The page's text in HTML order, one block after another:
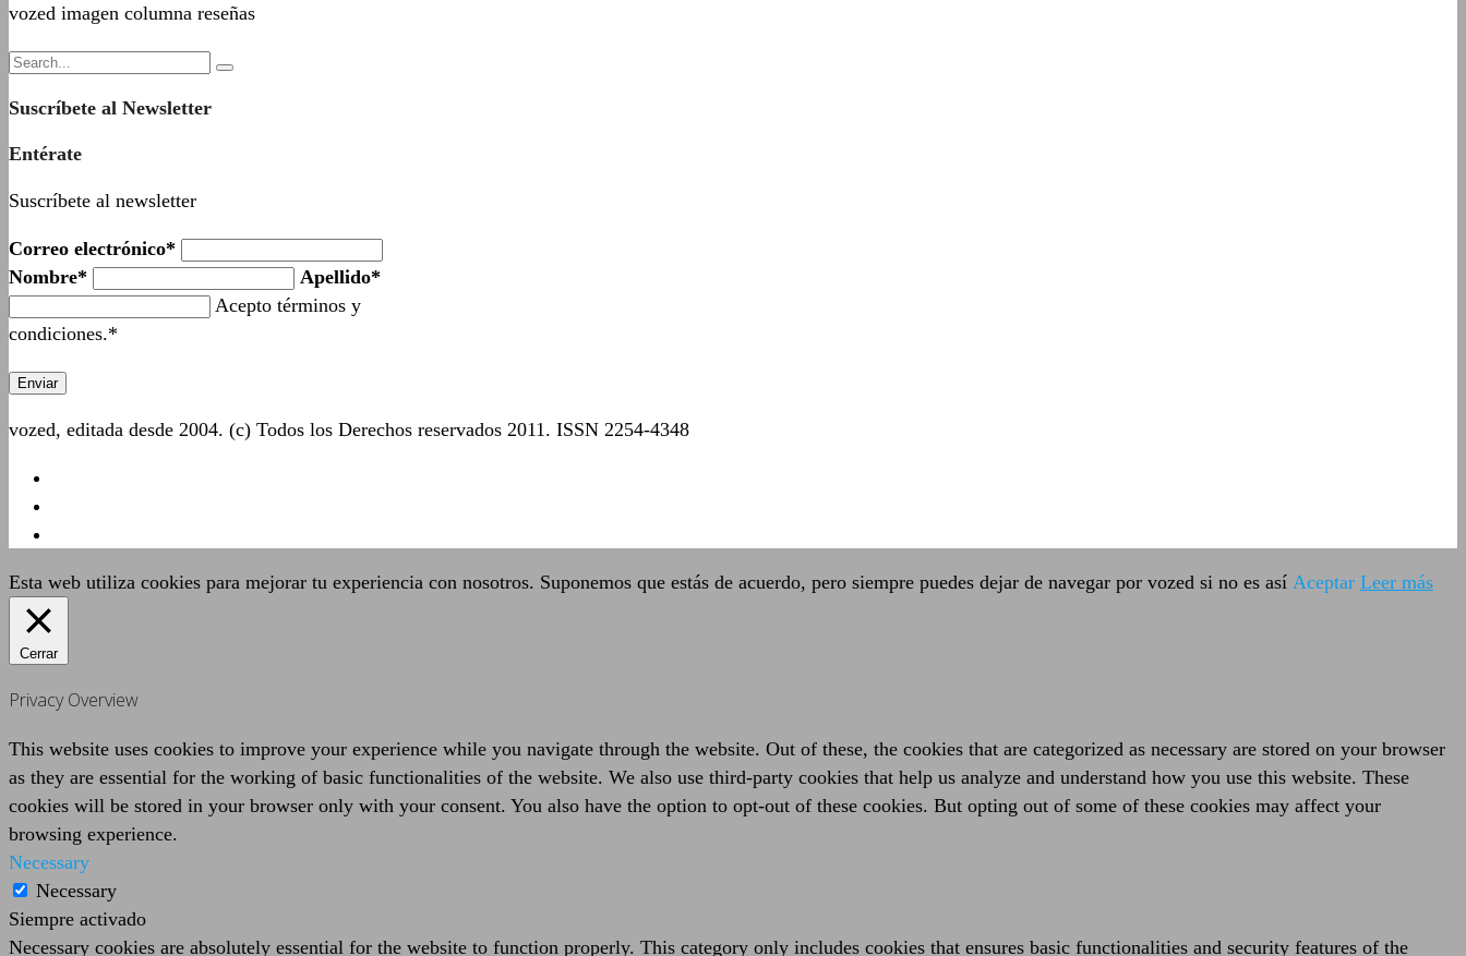
vozed imagen columna reseñas
Suscríbete al Newsletter
Entérate
Suscríbete al newsletter
Correo electrónico*
Nombre*
Apellido*
Acepto términos y
condiciones.*
vozed, editada desde 2004. (c) Todos los Derechos reservados 2011. ISSN 2254-4348
Esta web utiliza cookies para mejorar tu experiencia con nosotros. Suponemos que estás de acuerdo, pero siempre puedes dejar de navegar por vozed si no es así Aceptar Leer más
Cerrar
Privacy Overview
This website uses cookies to improve your experience while you navigate through the website. Out of these, the cookies that are categorized as necessary are stored on your browser
as they are essential for the working of basic functionalities of the website. We also use third-party cookies that help us analyze and understand how you use this website. These
cookies will be stored in your browser only with your consent. You also have the option to opt-out of these cookies. But opting out of some of these cookies may affect your
browsing experience.
Necessary
Necessary
Siempre activado
Necessary cookies are absolutely essential for the website to function properly. This category only includes cookies that ensures basic functionalities and security features of the